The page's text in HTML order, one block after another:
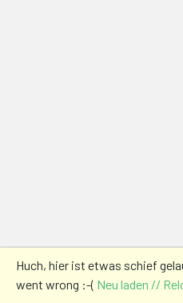
Huch, hier ist etwas schief
went wrong :-( Neu laden //